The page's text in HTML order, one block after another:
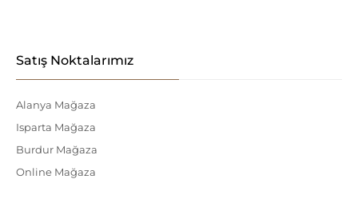
Satış Noktalarımız
Alanya Mağaza
Isparta Mağaza
Burdur Mağaza
Online Mağaza